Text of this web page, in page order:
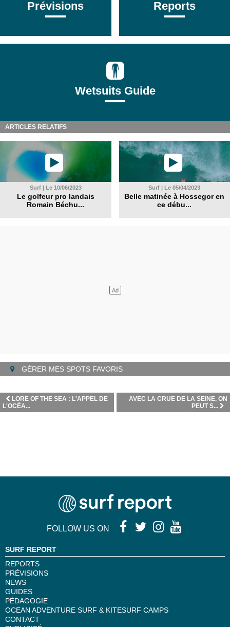
Prévisions Reports
Wetsuits Guide
ARTICLES RELATIFS
Surf | Le 10/06/2023
Le golfeur pro landais
Romain Béchu...
Surf | Le 05/04/2023
Belle matinée à Hossegor en
ce débu...
GÉRER MES SPOTS FAVORIS
AVEC LA CRUE DE LA SEINE, ON
PEUT S...
LORE OF THE SEA : L'APPEL DE
L'OCÉA...
FOLLOW US ON
SURF REPORT
REPORTS
PRÉVISIONS
NEWS
GUIDES
PÉDAGOGIE
OCEAN ADVENTURE SURF & KITESURF CAMPS
CONTACT